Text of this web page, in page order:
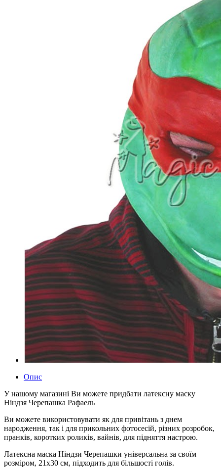
Опис
У нашому магазині Ви можете придбати латексну маску
Ніндзя Черепашка Рафаель
Ви можете використовувати як для привітань з днем ​​
народження, так і для прикольних фотосесій, різних розробок,
пранків, коротких роликів, вайнів, для підняття настрою.
Латексна маска Ніндзи Черепашки універсальна за своїм
розміром, 21х30 см, підходить для більшості голів.